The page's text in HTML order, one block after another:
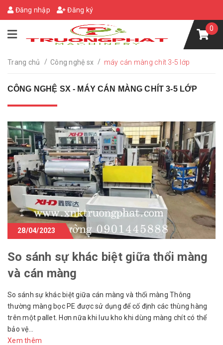
Đăng nhập Đăng ký
0
Trang chủ / Công nghệ sx / máy cán màng chít 3-5 lớp
CÔNG NGHỆ SX - MÁY CÁN MÀNG CHÍT 3-5 LỚP
28/04/2023
So sánh sự khác biệt giữa thổi màng
và cán màng
So sánh sự khác biệt giữa cán màng và thổi màng Thông
thường màng bọc PE được sử dụng để cố định các thùng hàng
trên một pallet. Hơn nữa khi lưu kho khi dùng màng chít có thể
bảo vệ...
Xem thêm